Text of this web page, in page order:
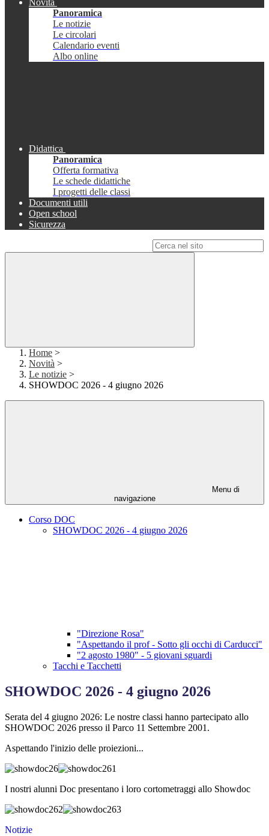
Novità
Panoramica
Le notizie
Le circolari
Calendario eventi
Albo online
Didattica
Panoramica
Offerta formativa
Le schede didattiche
I progetti delle classi
Documenti utili
Open school
Sicurezza
Home >
Novità >
Le notizie >
SHOWDOC 2026 - 4 giugno 2026
Menu di
navigazione
Corso DOC
SHOWDOC 2026 - 4 giugno 2026
"Direzione Rosa"
"Aspettando il prof - Sotto gli occhi di Carducci"
"2 agosto 1980" - 5 giovani sguardi
Tacchi e Tacchetti
SHOWDOC 2026 - 4 giugno 2026
Serata del 4 giugno 2026: Le nostre classi hanno partecipato allo
SHOWDOC 2026 presso il Parco 11 Settembre 2001.
Aspettando l'inizio delle proiezioni...
I nostri alunni Doc presentano i loro cortometraggi allo Showdoc
Notizie